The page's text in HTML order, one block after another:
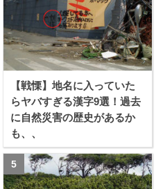
【戦慄】地名に入っていた
らヤバすぎる漢字9選！過去
に自然災害の歴史があるか
も、、